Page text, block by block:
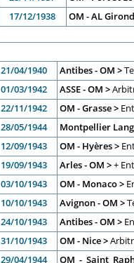
17/12/1938 OM - AL
21/04/1940 Antibes - OM >
01/03/1942 ASSE - OM >
22/11/1942 OM - Grasse >
28/05/1944
Montpellier
12/09/1943 OM - Hyères >
19/09/1943 Arles - OM >+
03/10/1943 OM - Monaco >
10/10/1943 Avignon - OM >
24/10/1943 Antibes - OM >
31/10/1943 OM - Nice >
29/04/1944 OM - Saint